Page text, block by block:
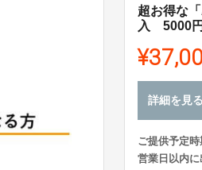
超お得な
入 5000
詳細を見る
ご提供予定
営業日以内に